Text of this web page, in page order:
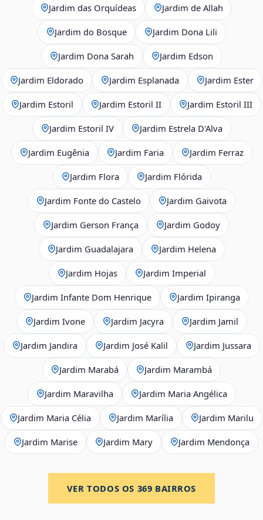
Jardim das Orquídeas Jardim de Allah
Jardim do Bosque Jardim Dona Lili
Jardim Dona Sarah Jardim Edson
Jardim Eldorado Jardim Esplanada Jardim Ester
Jardim Estoril Jardim Estoril II Jardim Estoril III
Jardim Estoril IV Jardim Estrela D'Alva
Jardim Eugênia Jardim Faria Jardim Ferraz
Jardim Flora Jardim Flórida
Jardim Fonte do Castelo Jardim Gaivota
Jardim Gerson França Jardim Godoy
Jardim Guadalajara Jardim Helena
Jardim Hojas Jardim Imperial
Jardim Infante Dom Henrique Jardim Ipiranga
Jardim Ivone Jardim Jacyra Jardim Jamil
Jardim Jandira Jardim José Kalil Jardim Jussara
Jardim Marabá Jardim Marambá
Jardim Maravilha Jardim Maria Angélica
Jardim Maria Célia Jardim Marília Jardim Marilu
Jardim Marise Jardim Mary Jardim Mendonça
VER TODOS OS 369 BAIRROS